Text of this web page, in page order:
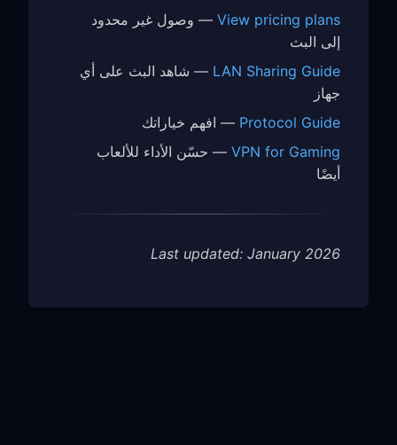
View pricing plans — وصول غير محدود
إلى البث
LAN Sharing Guide — شاهد البث على أي
جهاز
Protocol Guide — افهم خياراتك
VPN for Gaming — حسّن الأداء للألعاب
أيضًا
Last updated: January 2026